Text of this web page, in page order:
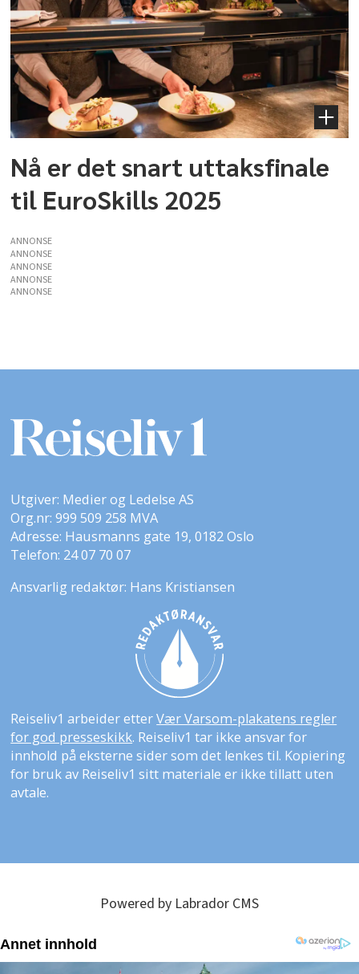
Nå er det snart uttaksfinale
til EuroSkills 2025
ANNONSE
ANNONSE
ANNONSE
ANNONSE
ANNONSE
Utgiver: Medier og Ledelse AS
Org.nr: 999 509 258 MVA
Adresse: Hausmanns gate 19, 0182 Oslo
Telefon: 24 07 70 07
Ansvarlig redaktør: Hans Kristiansen
Reiseliv1 arbeider etterVær Varsom-plakatens regler
for god presseskikk. Reiseliv1 tar ikke ansvar for
innhold på eksterne sider som det lenkes til. Kopiering
for bruk av Reiseliv1 sitt materiale er ikke tillatt uten
avtale.
Powered by Labrador CMS